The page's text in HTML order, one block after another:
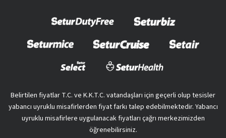
Belirtilen fiyatlar T.C. ve K.K.T.C. vatandaşları için geçerli olup tesisler
yabancı uyruklu misafirlerden fiyat farkı talep edebilmektedir. Yabancı
uyruklu misafirlere uygulanacak fiyatları çağrı merkezimizden
öğrenebilirsiniz.